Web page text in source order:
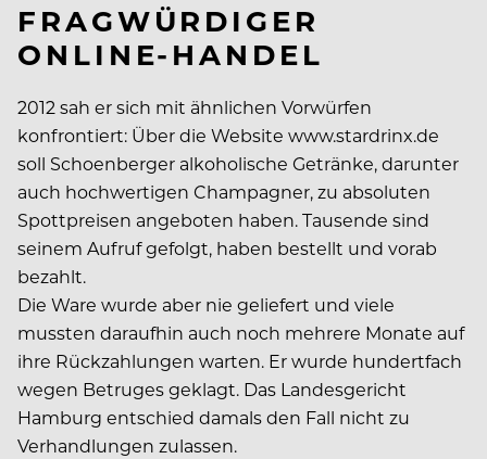
FRAGWÜRDIGER
ONLINE-HANDEL
2012 sah er sich mit ähnlichen Vorwürfen
konfrontiert: Über die Website www.stardrinx.de
soll Schoenberger alkoholische Getränke, darunter
auch hochwertigen Champagner, zu absoluten
Spottpreisen angeboten haben. Tausende sind
seinem Aufruf gefolgt, haben bestellt und vorab
bezahlt.
Die Ware wurde aber nie geliefert und viele
mussten daraufhin auch noch mehrere Monate auf
ihre Rückzahlungen warten. Er wurde hundertfach
wegen Betruges geklagt. Das Landesgericht
Hamburg entschied damals den Fall nicht zu
Verhandlungen zulassen.